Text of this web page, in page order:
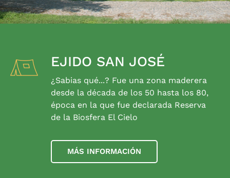
EJIDO SAN JOSÉ
¿Sabias qué...? Fue una zona maderera
desde la década de los 50 hasta los 80,
época en la que fue declarada Reserva
de la Biosfera El Cielo
MÁS INFORMACIÓN